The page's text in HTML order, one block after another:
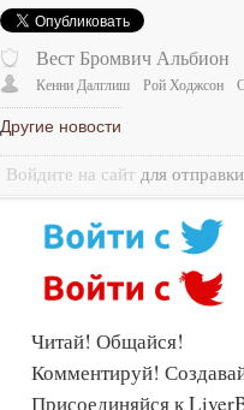
Вест Бромвич Альбион
Кенни Далглиш Рой Ходжсон
Другие новости
Войдите на сайт для
Читай! Общайся!
Комментируй!
Присоединяйся к